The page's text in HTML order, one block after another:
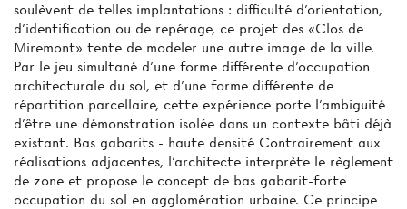
soulèvent de telles implantations : difficulté d'orientation,
d'identification ou de repérage, ce projet des «Clos de
Miremont» tente de modeler une autre image de la ville.
Par le jeu simultané d'une forme différente d'occupation
architecturale du sol, et d'une forme différente de
répartition parcellaire, cette expérience porte l'ambiguité
d'être une démonstration isolée dans un contexte bâti déjà
existant. Bas gabarits - haute densité Contrairement aux
réalisations adjacentes, l'architecte interprète le règlement
de zone et propose le concept de bas gabarit-forte
occupation du sol en agglomération urbaine. Ce principe